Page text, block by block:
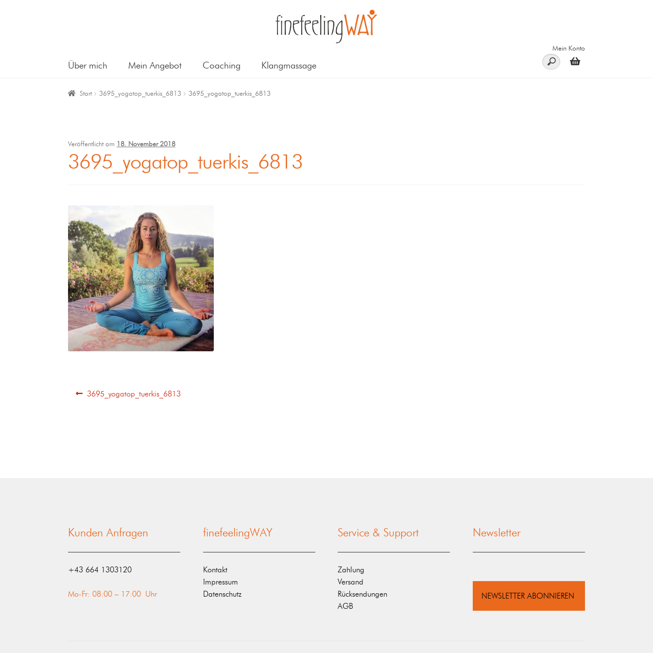
Über mich Mein Angebot Coaching Klangmassage
Mein Konto
Start 3695_yogatop_tuerkis_6813 3695_yogatop_tuerkis_6813
Veröffentlicht am 18. November 2018
3695_yogatop_tuerkis_6813
3695_yogatop_tuerkis_6813
Kunden Anfragen
‭+43 664 1303120‬
Mo-Fr: 08:00 – 17:00 Uhr
finefeelingWAY
Kontakt
Impressum
Datenschutz
Service & Support
Zahlung
Versand
Rücksendungen
AGB
Newsletter
NEWSLETTER ABONNIEREN